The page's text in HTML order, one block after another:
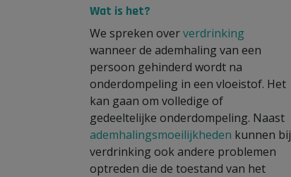
Wat is het?
We spreken oververdrinking
wanneer de ademhaling van een
persoon gehinderd wordt na
onderdompeling in een vloeistof. Het
kan gaan om volledige of
gedeeltelijke onderdompeling. Naast
ademhalingsmoeilijkheden kunnen bij
verdrinking ook andere problemen
optreden die de toestand van het